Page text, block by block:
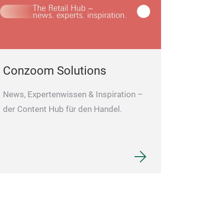
Conzoom Solutions
News, Expertenwissen & Inspiration –
der Content Hub für den Handel.